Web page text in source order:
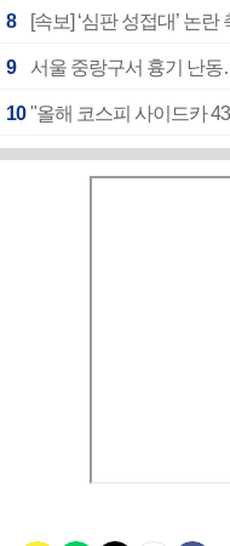
8
9 서울 중랑구서 흉기 난
10 "올해 코스피 사이드카